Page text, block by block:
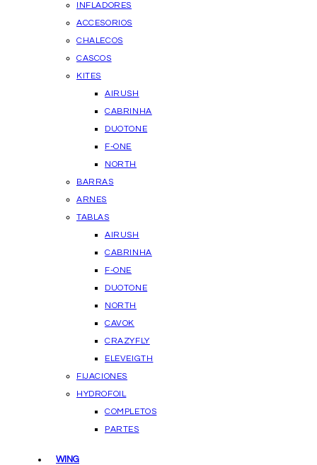
INFLADORES
ACCESORIOS
CHALECOS
CASCOS
KITES
AIRUSH
CABRINHA
DUOTONE
F-ONE
NORTH
BARRAS
ARNES
TABLAS
AIRUSH
CABRINHA
F-ONE
DUOTONE
NORTH
CAVOK
CRAZYFLY
ELEVEIGTH
FIJACIONES
HYDROFOIL
COMPLETOS
PARTES
WING